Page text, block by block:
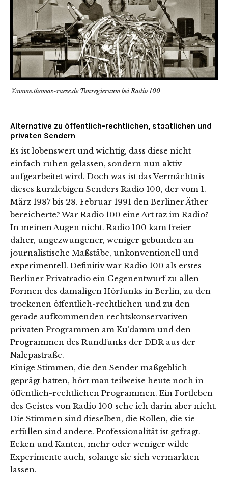
©www.thomas-raese.de Tonregieraum bei Radio 100
Alternative zu öffentlich-rechtlichen, staatlichen und
privaten Sendern
Es ist lobenswert und wichtig, dass diese nicht
einfach ruhen gelassen, sondern nun aktiv
aufgearbeitet wird. Doch was ist das Vermächtnis
dieses kurzlebigen Senders Radio 100, der vom 1.
März 1987 bis 28. Februar 1991 den Berliner Äther
bereicherte? War Radio 100 eine Art taz im Radio?
In meinen Augen nicht. Radio 100 kam freier
daher, ungezwungener, weniger gebunden an
journalistische Maßstäbe, unkonventionell und
experimentell. Definitiv war Radio 100 als erstes
Berliner Privatradio ein Gegenentwurf zu allen
Formen des damaligen Hörfunks in Berlin, zu den
trockenen öffentlich-rechtlichen und zu den
gerade aufkommenden rechtskonservativen
privaten Programmen am Ku’damm und den
Programmen des Rundfunks der DDR aus der
Nalepastraße.
Einige Stimmen, die den Sender maßgeblich
geprägt hatten, hört man teilweise heute noch in
öffentlich-rechtlichen Programmen. Ein Fortleben
des Geistes von Radio 100 sehe ich darin aber nicht.
Die Stimmen sind dieselben, die Rollen, die sie
erfüllen sind andere. Professionalität ist gefragt.
Ecken und Kanten, mehr oder weniger wilde
Experimente auch, solange sie sich vermarkten
lassen.